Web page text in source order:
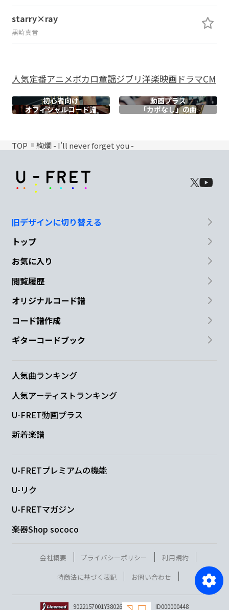
starry×ray
黒崎真音
人気定番アニメボカロ童謡ジブリ洋楽映画ドラマCM
初心者向け
動画プラス
オフィシャルコード譜 「カポなし」の曲
TOP 絢爛 - I'll never forget you -
旧デザインに切り替える
トップ
お気に入り
閲覧履歴
オリジナルコード譜
コード譜作成
ギターコードブック
人気曲ランキング
人気アーティストランキング
U-FRET動画プラス
新着楽譜
U-FRETプレミアムの機能
U-リク
U-FRETマガジン
楽器Shop sococo
会社概要 プライバシーポリシー
利用規約
特商法に基づく表記
お問い合わせ
9022157001Y38026 ID000000448